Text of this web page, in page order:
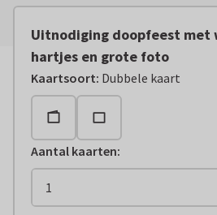
Uitnodiging doopfeest met
hartjes en grote foto
Kaartsoort: Dubbele kaart
Aantal kaarten: